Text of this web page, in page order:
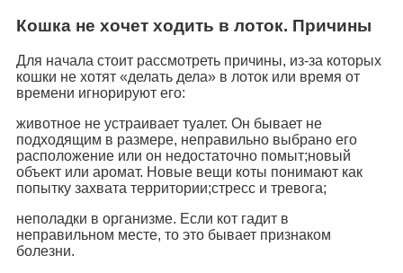
Кошка не хочет ходить в лоток. Причины
Для начала стоит рассмотреть причины, из-за которых
кошки не хотят «делать дела» в лоток или время от
времени игнорируют его:
животное не устраивает туалет. Он бывает не
подходящим в размере, неправильно выбрано его
расположение или он недостаточно помыт;новый
объект или аромат. Новые вещи коты понимают как
попытку захвата территории;стресс и тревога;
неполадки в организме. Если кот гадит в
неправильном месте, то это бывает признаком
болезни.